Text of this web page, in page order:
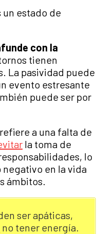
un estado de
con la
tienen
La pasividad puede
evento estresante
puede ser por
a una falta de
la toma de
lo
en la vida
ámbitos.
ser apáticas,
no tener energía.